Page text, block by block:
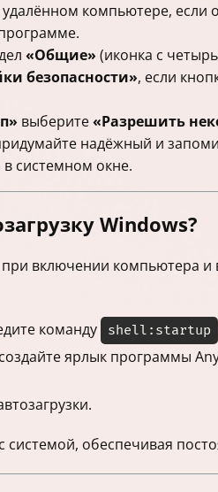
удалённом компьютере, если
«Общие» (иконка с
безопасности», если
выберите«Разрешить
надёжный и
в системном окне.
Windows?
включении компьютера
команду shell:startup
создайте ярлык программы
системой, обеспечивая